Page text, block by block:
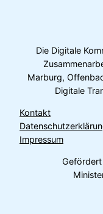
Die Digitale
Marburg,
Digitale
Kontakt
Impressum
Gefördert